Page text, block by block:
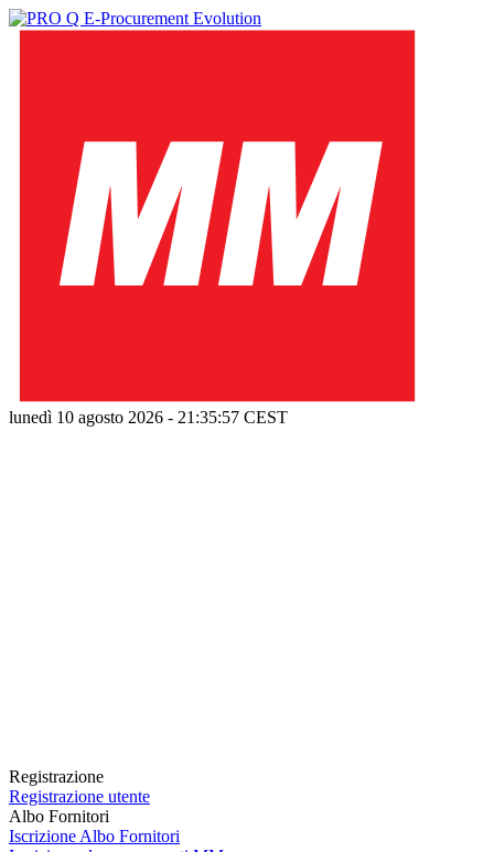
lunedì 10 agosto 2026 - 21:35:58 CEST
Registrazione
Registrazione utente
Albo Fornitori
Iscrizione Albo Fornitori